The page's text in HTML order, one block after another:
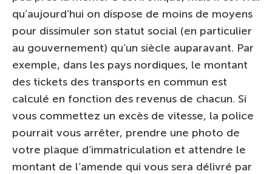
qu’aujourd’hui on dispose de moins de moyens
pour dissimuler son statut social (en particulier
au gouvernement) qu’un siècle auparavant. Par
exemple, dans les pays nordiques, le montant
des tickets des transports en commun est
calculé en fonction des revenus de chacun. Si
vous commettez un excès de vitesse, la police
pourrait vous arrêter, prendre une photo de
votre plaque d’immatriculation et attendre le
montant de l’amende qui vous sera délivré par